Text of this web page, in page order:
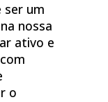
ser um
nossa
ativo e
o